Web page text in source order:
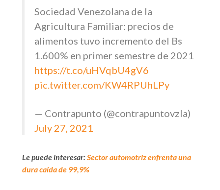
Sociedad Venezolana de la
Agricultura Familiar: precios de
alimentos tuvo incremento del Bs
1.600% en primer semestre de 2021
https://t.co/uHVqbU4gV6
pic.twitter.com/KW4RPUhLPy
— Contrapunto (@contrapuntovzla)
July 27, 2021
Le puede interesar:Sector automotriz enfrenta una
dura caída de 99,9%